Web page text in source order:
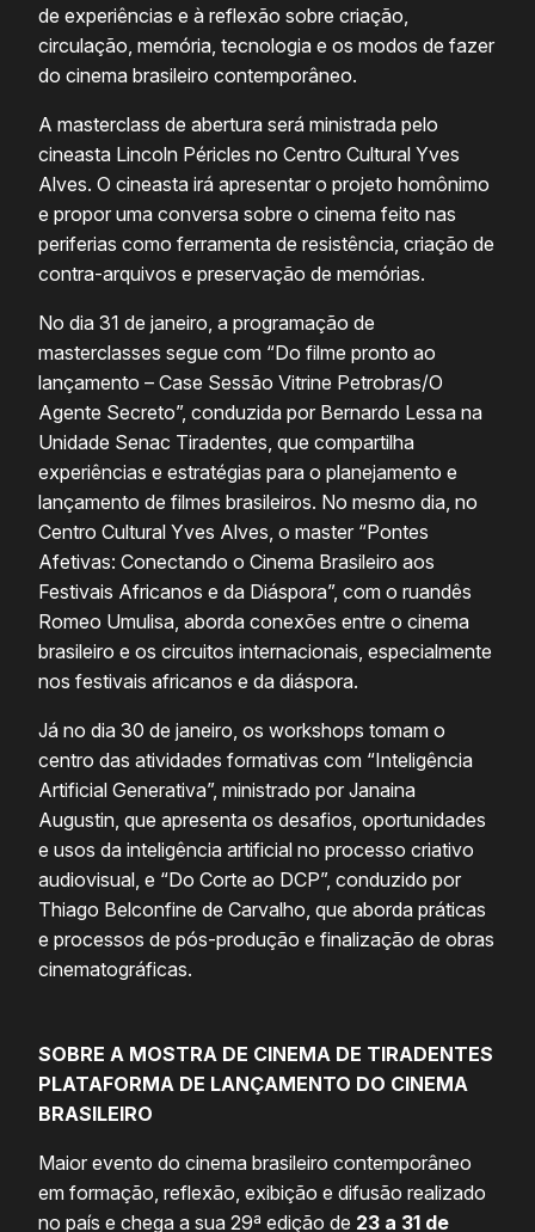
de experiências e à reflexão sobre criação,
circulação, memória, tecnologia e os modos de fazer
do cinema brasileiro contemporâneo.
A masterclass de abertura será ministrada pelo
cineasta Lincoln Péricles no Centro Cultural Yves
Alves. O cineasta irá apresentar o projeto homônimo
e propor uma conversa sobre o cinema feito nas
periferias como ferramenta de resistência, criação de
contra-arquivos e preservação de memórias.
No dia 31 de janeiro, a programação de
masterclasses segue com “Do filme pronto ao
lançamento – Case Sessão Vitrine Petrobras/O
Agente Secreto”, conduzida por Bernardo Lessa na
Unidade Senac Tiradentes, que compartilha
experiências e estratégias para o planejamento e
lançamento de filmes brasileiros. No mesmo dia, no
Centro Cultural Yves Alves, o master “Pontes
Afetivas: Conectando o Cinema Brasileiro aos
Festivais Africanos e da Diáspora”, com o ruandês
Romeo Umulisa, aborda conexões entre o cinema
brasileiro e os circuitos internacionais, especialmente
nos festivais africanos e da diáspora.
Já no dia 30 de janeiro, os workshops tomam o
centro das atividades formativas com “Inteligência
Artificial Generativa”, ministrado por Janaina
Augustin, que apresenta os desafios, oportunidades
e usos da inteligência artificial no processo criativo
audiovisual, e “Do Corte ao DCP”, conduzido por
Thiago Belconfine de Carvalho, que aborda práticas
e processos de pós-produção e finalização de obras
cinematográficas.
SOBRE A MOSTRA DE CINEMA DE TIRADENTES
PLATAFORMA DE LANÇAMENTO DO CINEMA
BRASILEIRO
Maior evento do cinema brasileiro contemporâneo
em formação, reflexão, exibição e difusão realizado
no país e chega a sua 29ª edição de 23 a 31 de